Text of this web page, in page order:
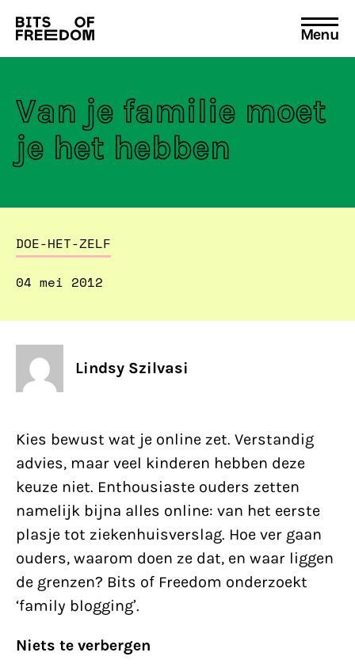
Search
for:
Menu
Van je familie moet
je het hebben
DOE-HET-ZELF
04 mei 2012
Lindsy Szilvasi
Kies bewust wat je online zet. Verstandig
advies, maar veel kinderen hebben deze
keuze niet. Enthousiaste ouders zetten
namelijk bijna alles online: van het eerste
plasje tot ziekenhuisverslag. Hoe ver gaan
ouders, waarom doen ze dat, en waar liggen
de grenzen? Bits of Freedom onderzoekt
‘family blogging’.
Niets te verbergen